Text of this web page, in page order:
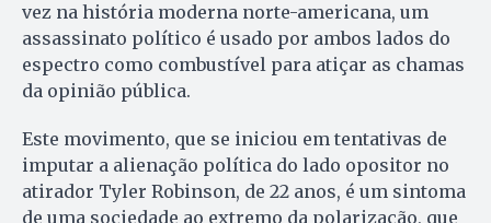
vez na história moderna norte-americana, um
assassinato político é usado por ambos lados do
espectro como combustível para atiçar as chamas
da opinião pública.
Este movimento, que se iniciou em tentativas de
imputar a alienação política do lado opositor no
atirador Tyler Robinson, de 22 anos, é um sintoma
de uma sociedade ao extremo da polarização, que